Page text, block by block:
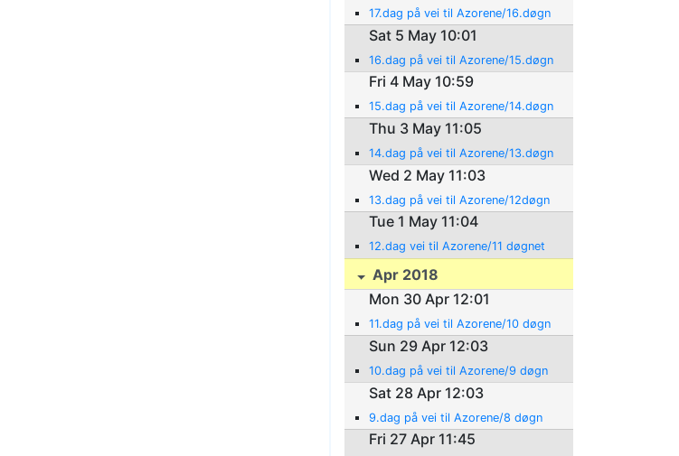
17.dag på vei til Azorene/16.døgn
Sat 5 May 10:01
16.dag på vei til Azorene/15.døgn
Fri 4 May 10:59
15.dag på vei til Azorene/14.døgn
Thu 3 May 11:05
14.dag på vei til Azorene/13.døgn
Wed 2 May 11:03
13.dag på vei til Azorene/12døgn
Tue 1 May 11:04
12.dag vei til Azorene/11 døgnet
Apr 2018
Mon 30 Apr 12:01
11.dag på vei til Azorene/10 døgn
Sun 29 Apr 12:03
10.dag på vei til Azorene/9 døgn
Sat 28 Apr 12:03
9.dag på vei til Azorene/8 døgn
Fri 27 Apr 11:45